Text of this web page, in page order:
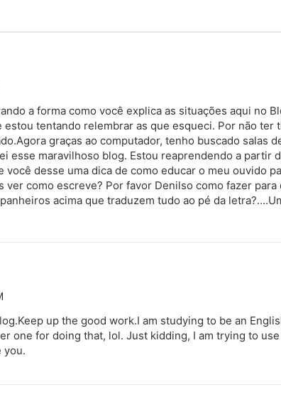
a forma como você explica as situações aqui no
estou tentando relembrar as que esqueci. Por não ter
graças ao computador, tenho buscado salas
esse maravilhoso blog. Estou reaprendendo a partir
você desse uma dica de como educar o meu ouvido
ver como escreve? Por favor Denilso como fazer
acima que traduzem tudo ao pé da
up the good work.I am studying to be an
one for doing that, lol. Just kidding, I am trying to
you.